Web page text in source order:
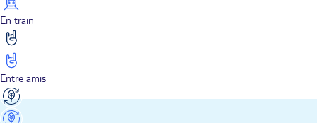
En train
Entre amis